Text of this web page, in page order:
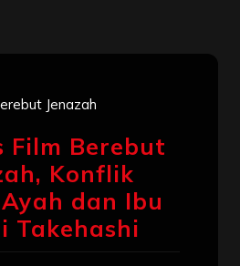
Film Berebut
Konflik
dan Ibu
Takehashi